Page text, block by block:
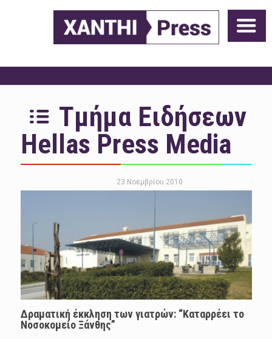
Τμήμα Ειδήσεων
Hellas Press Media
23 Νοεμβρίου 2010
Δραματική έκκληση των γιατρών: “Καταρρέει το
Νοσοκομείο Ξάνθης”